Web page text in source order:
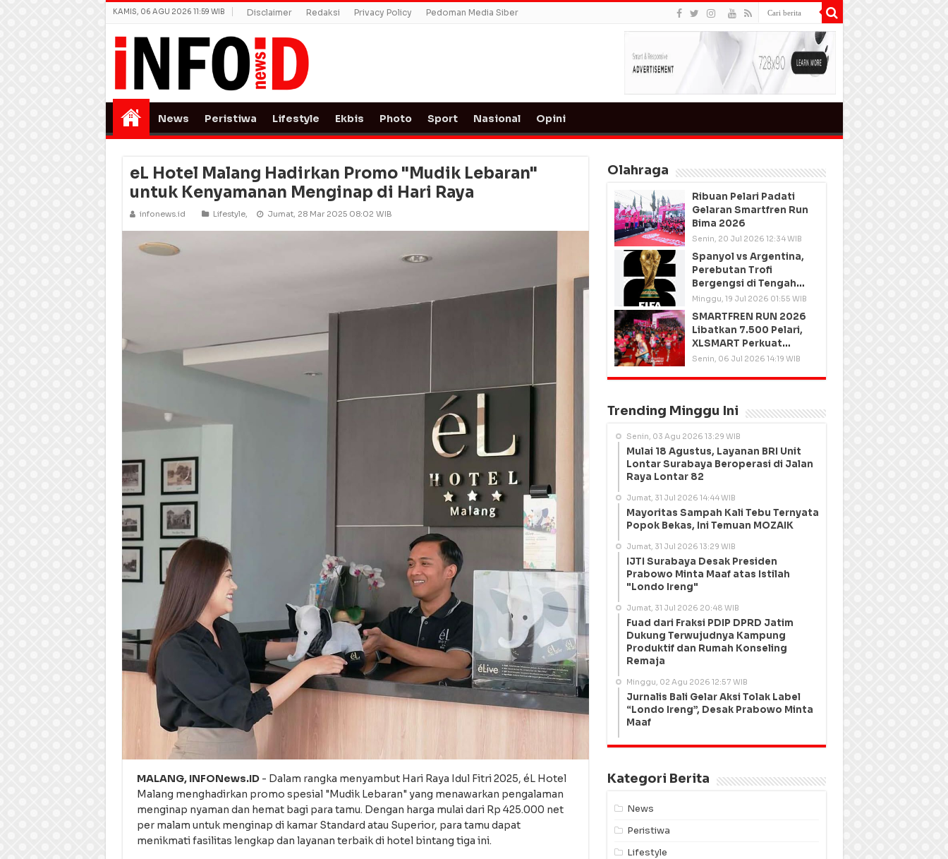
KAMIS, 06 AGU 2026 11:59 WIB Disclaimer Redaksi Privacy Policy Pedoman Media Siber
News Peristiwa Lifestyle Ekbis Photo Sport Nasional Opini
eL Hotel Malang Hadirkan Promo "Mudik Lebaran"
untuk Kenyamanan Menginap di Hari Raya
infonews.id Lifestyle, Jumat, 28 Mar 2025 08:02 WIB
MALANG, INFONews.ID- Dalam rangka menyambut Hari Raya Idul Fitri 2025, éL Hotel
Malang menghadirkan promo spesial "Mudik Lebaran" yang menawarkan pengalaman
menginap nyaman dan hemat bagi para tamu. Dengan harga mulai dari Rp 425.000 net
per malam untuk menginap di kamar Standard atau Superior, para tamu dapat
menikmati fasilitas lengkap dan layanan terbaik di hotel bintang tiga ini.
Olahraga
Ribuan Pelari Padati
Gelaran Smartfren Run
Bima 2026
Senin, 20 Jul 2026 12:34 WIB
Spanyol vs Argentina,
Perebutan Trofi
Bergengsi di Tengah
Semangat Persatuan
Minggu, 19 Jul 2026 01:55 WIB
SMARTFREN RUN 2026
Libatkan 7.500 Pelari,
XLSMART Perkuat
Kedekatan dengan
Senin, 06 Jul 2026 14:19 WIB
Trending Minggu Ini
Senin, 03 Agu 2026 13:29 WIB
Mulai 18 Agustus, Layanan BRI Unit
Lontar Surabaya Beroperasi di Jalan
Raya Lontar 82
Jumat, 31 Jul 2026 14:44 WIB
Mayoritas Sampah Kali Tebu Ternyata
Popok Bekas, Ini Temuan MOZAIK
Jumat, 31 Jul 2026 13:29 WIB
IJTI Surabaya Desak Presiden
Prabowo Minta Maaf atas Istilah
"Londo Ireng"
Jumat, 31 Jul 2026 20:48 WIB
Fuad dari Fraksi PDIP DPRD Jatim
Dukung Terwujudnya Kampung
Produktif dan Rumah Konseling
Remaja
Minggu, 02 Agu 2026 12:57 WIB
Jurnalis Bali Gelar Aksi Tolak Label
“Londo Ireng”, Desak Prabowo Minta
Maaf
Kategori Berita
News
Peristiwa
Lifestyle